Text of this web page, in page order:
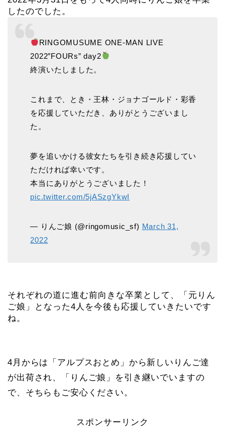
したのでした。
RINGOMUSUME ONE-MAN LIVE
2022″FOURs” day2
終演いたしました。
これまで、とき・王林・ジョナゴールド・彩香
を応援していただき、ありがとうございまし
た。
夢を追いかける彼女たちを引き続き応援してい
ただければ幸いです。
本当にありがとうございました！
pic.twitter.com/5jASzgYkwI
— りんご娘 (@ringomusic_sf) March 31,
2022
それぞれの道に進む前向きな卒業として、「元りん
ご娘」となった4人を今後も応援していきたいです
ね。
4月からは「アルプスおとめ」から新しいりんご達
が出荷され、「りんご娘」を引き継いでいますの
で、そちらもご安心ください。
スポンサーリンク